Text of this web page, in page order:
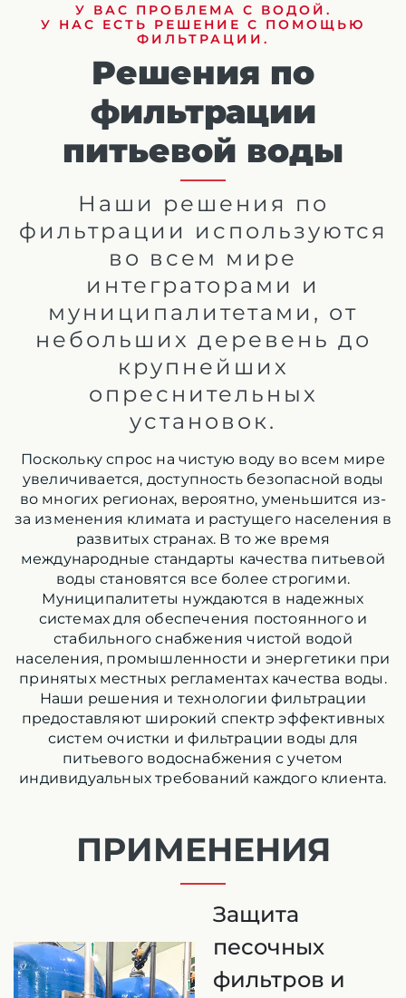
У ВАС ПРОБЛЕМА С ВОДОЙ.
У НАС ЕСТЬ РЕШЕНИЕ С ПОМОЩЬЮ
ФИЛЬТРАЦИИ.
Решения по
фильтрации
питьевой воды
Наши решения по
фильтрации используются
во всем мире
интеграторами и
муниципалитетами, от
небольших деревень до
крупнейших
опреснительных
установок.
Поскольку спрос на чистую воду во всем мире
увеличивается, доступность безопасной воды
во многих регионах, вероятно, уменьшится из-
за изменения климата и растущего населения в
развитых странах. В то же время
международные стандарты качества питьевой
воды становятся все более строгими.
Муниципалитеты нуждаются в надежных
системах для обеспечения постоянного и
стабильного снабжения чистой водой
населения, промышленности и энергетики при
принятых местных регламентах качества воды.
Наши решения и технологии фильтрации
предоставляют широкий спектр эффективных
систем очистки и фильтрации воды для
питьевого водоснабжения с учетом
индивидуальных требований каждого клиента.
ПРИМЕНЕНИЯ
Защита
песочных
фильтров и